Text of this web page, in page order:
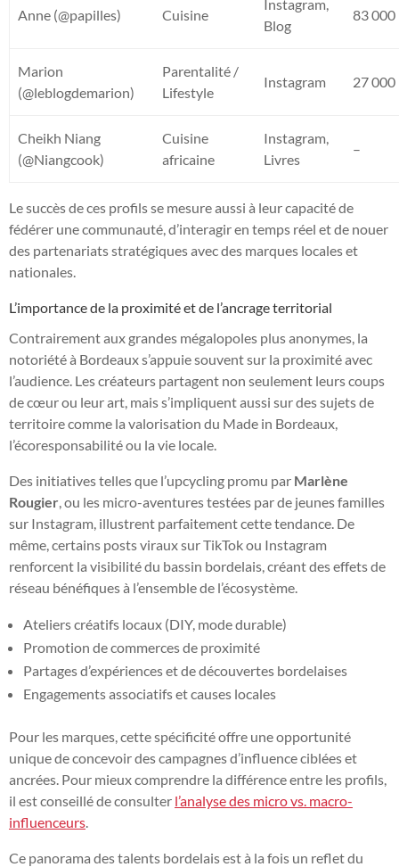
Anne (@papilles) Cuisine
Instagram,
Blog
83 000
Marion
(@leblogdemarion)
Parentalité /
Lifestyle
Instagram 27 000
Cheikh Niang
(@Niangcook)
Cuisine
africaine
Instagram,
Livres
–
Le succès de ces profils se mesure aussi à leur capacité de
fédérer une communauté, d’interagir en temps réel et de nouer
des partenariats stratégiques avec des marques locales et
nationales.
L’importance de la proximité et de l’ancrage territorial
Contrairement aux grandes mégalopoles plus anonymes, la
notoriété à Bordeaux s’appuie souvent sur la proximité avec
l’audience. Les créateurs partagent non seulement leurs coups
de cœur ou leur art, mais s’impliquent aussi sur des sujets de
territoire comme la valorisation du Made in Bordeaux,
l’écoresponsabilité ou la vie locale.
Des initiatives telles que l’upcycling promu par Marlène
Rougier , ou les micro-aventures testées par de jeunes familles
sur Instagram, illustrent parfaitement cette tendance. De
même, certains posts viraux sur TikTok ou Instagram
renforcent la visibilité du bassin bordelais, créant des effets de
réseau bénéfiques à l’ensemble de l’écosystème.
Ateliers créatifs locaux (DIY, mode durable)
Promotion de commerces de proximité
Partages d’expériences et de découvertes bordelaises
Engagements associatifs et causes locales
Pour les marques, cette spécificité offre une opportunité
unique de concevoir des campagnes d’influence ciblées et
ancrées. Pour mieux comprendre la différence entre les profils,
il est conseillé de consulter l’analyse des micro vs. macro-
influenceurs
Ce panorama des talents bordelais est à la fois un reflet du